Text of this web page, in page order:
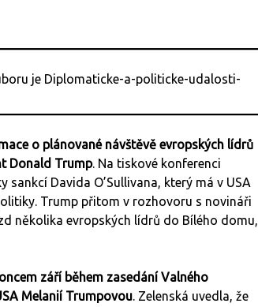
o plánované návštěvě evropských lídrů
Donald Trump. Na tiskové konferenci
Davida O’Sullivana, který má v USA
Trump přitom v rozhovoru s novináři
několika evropských lídrů do Bílého domu,
září během zasedání Valného
Melanií Trumpovou. Zelenská uvedla, že